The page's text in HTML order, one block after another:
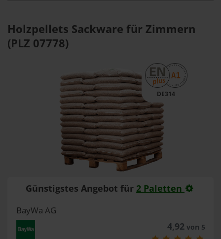
Holzpellets Sackware für Zimmern
(PLZ 07778)
DE314
Günstigstes Angebot für 2 Paletten
BayWa AG
4,92von 5